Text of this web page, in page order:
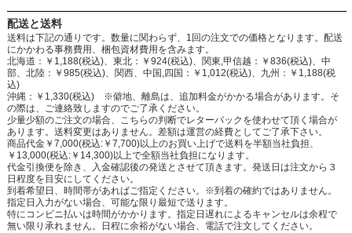
配送と送料
送料は下記の通りです。数量に関わらず、1回の注文での価格となります。配送
にかかわる事務費用、梱包資材費用を含みます。
北海道：￥1,188(税込)、東北：￥924(税込)、関東,甲信越：￥836(税込)、中
部、北陸：￥985(税込)、関西、中国,四国：￥1,012(税込)、九州：￥1,188(税
込)
沖縄：￥1,330(税込) ※僻地、離島は、追加料金がかかる場合があります。そ
の際は、ご連絡致しますのでご了承ください。
少量少額のご注文の場合、こちらの判断でレターパックを使わせて頂く場合が
あります。送料変更はありません。差額は運営の経費としてご了承下さい。
商品代金￥7,000(税込:￥7,700)以上のお買い上げで送料を半額当社負担、
￥13,000(税込:￥14,300)以上で全額当社負担になります。
代金引換便を除き、入金確認後の発送とさせて頂きます。発送日は注文から３
日程度を目安にしてください。
到着希望日、時間帯があればご指定ください。※到着の確約ではありません。
指定日入力がない場合、可能な限り最短で送ります。
特にコンビニ払いは時間がかかります。指定日遅れによるキャンセルは余程で
無い限り承れません。日程に余裕がない場合、電話で注文してください。